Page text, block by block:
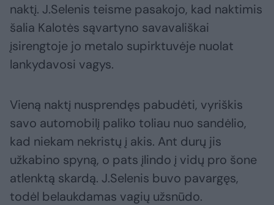
naktį. J.Selenis teisme pasakojo, kad naktimis
šalia Kalotės sąvartyno savavališkai
įsirengtoje jo metalo supirktuvėje nuolat
lankydavosi vagys.
Vieną naktį nusprendęs pabudėti, vyriškis
savo automobilį paliko toliau nuo sandėlio,
kad niekam nekristų į akis. Ant durų jis
užkabino spyną, o pats įlindo į vidų pro šone
atlenktą skardą. J.Selenis buvo pavargęs,
todėl belaukdamas vagių užsnūdo.